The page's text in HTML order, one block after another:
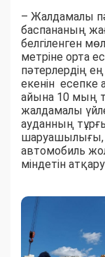
– Жалдамалы
баспананың
белгіленген
метріне орта
пәтерлердің
екенін есепке
айына 10 мың
жалдамалы
ауданның
шаруашылығы,
автомобиль
міндетін